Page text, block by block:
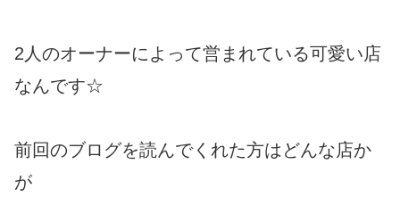
2人のオーナーによって営まれている可愛い店
なんです☆
前回のブログを読んでくれた方はどんな店か
が